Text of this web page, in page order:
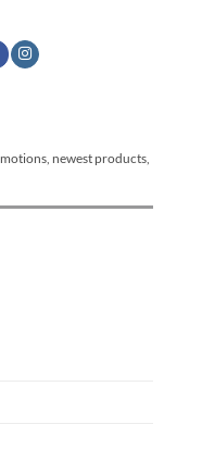
newest products,